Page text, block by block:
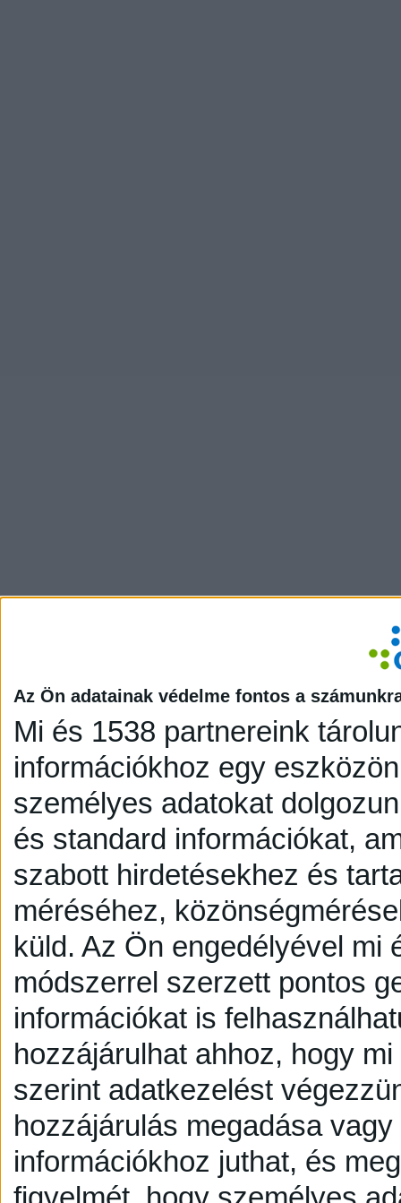
Az Ön adatainak védelme fontos a
Mi és 1538 partnereink
információkhoz egy
személyes adatokat
és standard információkat,
szabott hirdetésekhez és
méréséhez,
küld. Az Ön engedélyével mi
módszerrel szerzett pontos
információkat is
hozzájárulhat ahhoz, hogy
szerint adatkezelést
hozzájárulás megadása
információkhoz juthat, és